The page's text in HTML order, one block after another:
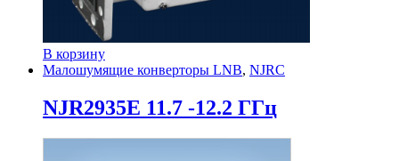
В корзину
Малошумящие конверторы LNB, NJRC
NJR2935E 11.7 -12.2 ГГц